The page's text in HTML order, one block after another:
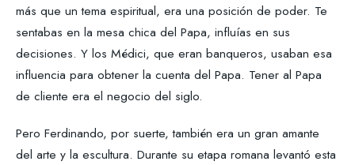
más que un tema espiritual, era una posición de poder. Te
sentabas en la mesa chica del Papa, influías en sus
decisiones. Y los Médici, que eran banqueros, usaban esa
influencia para obtener la cuenta del Papa. Tener al Papa
de cliente era el negocio del siglo.
Pero Ferdinando, por suerte, también era un gran amante
del arte y la escultura. Durante su etapa romana levantó esta